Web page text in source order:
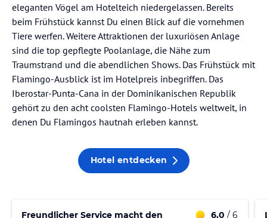
eleganten Vögel am Hotelteich niedergelassen. Bereits
beim Frühstück kannst Du einen Blick auf die vornehmen
Tiere werfen. Weitere Attraktionen der luxuriösen Anlage
sind die top gepflegte Poolanlage, die Nähe zum
Traumstrand und die abendlichen Shows. Das Frühstück mit
Flamingo-Ausblick ist im Hotelpreis inbegriffen. Das
Iberostar-Punta-Cana in der Dominikanischen Republik
gehört zu den acht coolsten Flamingo-Hotels weltweit, in
denen Du Flamingos hautnah erleben kannst.
Hotel entdecken
Freundlicher Service macht den
6,0 / 6